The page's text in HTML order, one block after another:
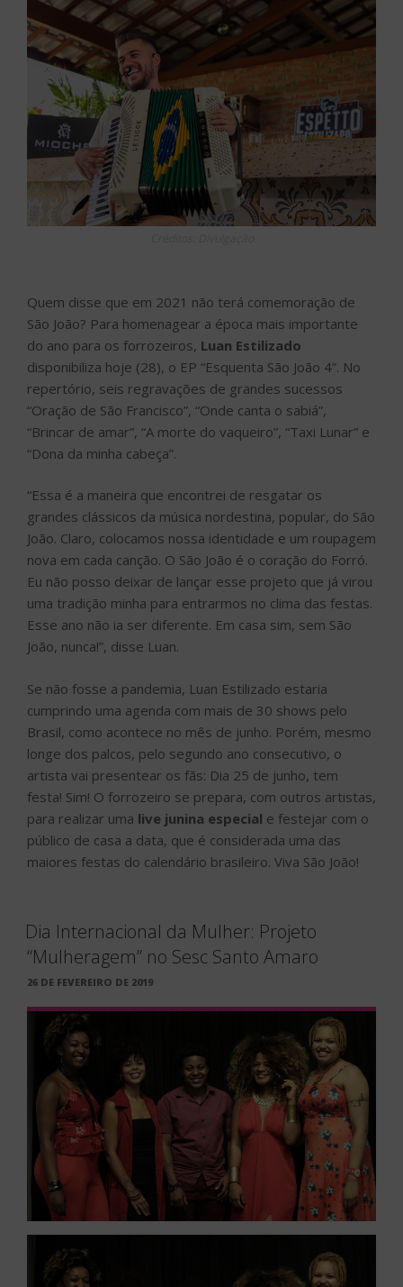
Quem disse que em 2021 não terá comemoração de
São João? Para homenagear a época mais importante
do ano para os forrozeiros, Luan Estilizado
disponibiliza hoje (28), o EP “Esquenta São João 4”. No
repertório, seis regravações de grandes sucessos
“Oração de São Francisco”, “Onde canta o sabiá”,
“Brincar de amar”, “A morte do vaqueiro”, “Taxi Lunar” e
“Dona da minha cabeça”.
“Essa é a maneira que encontrei de resgatar os
grandes clássicos da música nordestina, popular, do São
João. Claro, colocamos nossa identidade e um roupagem
nova em cada canção. O São João é o coração do Forró.
Eu não posso deixar de lançar esse projeto que já virou
uma tradição minha para entrarmos no clima das festas.
Esse ano não ia ser diferente. Em casa sim, sem São
João, nunca!”, disse Luan.
Se não fosse a pandemia, Luan Estilizado estaria
cumprindo uma agenda com mais de 30 shows pelo
Brasil, como acontece no mês de junho. Porém, mesmo
longe dos palcos, pelo segundo ano consecutivo, o
artista vai presentear os fãs: Dia 25 de junho, tem
festa! Sim! O forrozeiro se prepara, com outros artistas,
para realizar uma live junina especial e festejar com o
público de casa a data, que é considerada uma das
maiores festas do calendário brasileiro. Viva São João!
Dia Internacional da Mulher: Projeto
“Mulheragem” no Sesc Santo Amaro
PUBLICADO
26 DE FEVEREIRO DE 2019